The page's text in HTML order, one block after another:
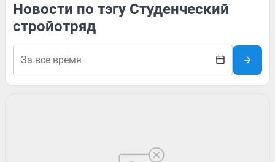
Новости по тэгу Студенческий
стройотряд